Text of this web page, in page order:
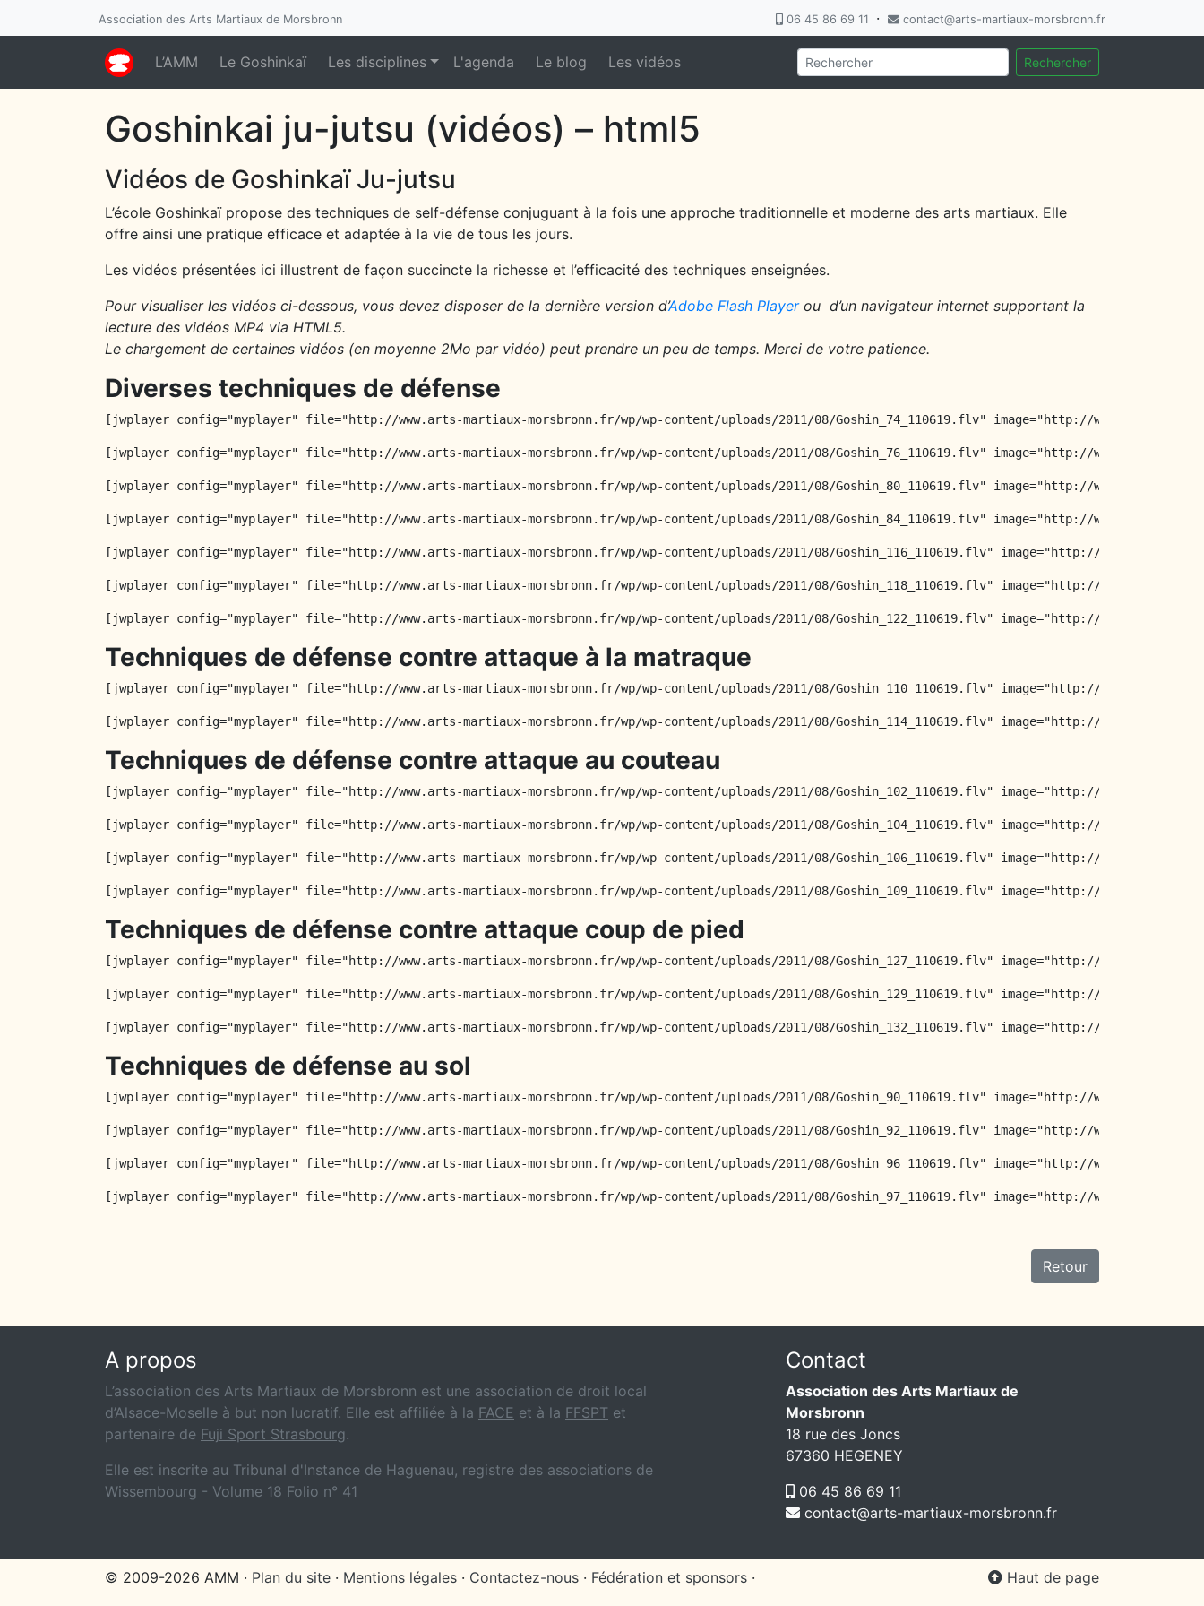
Association des Arts Martiaux de Morsbronn 06 45 86 69 11 · contact@arts-martiaux-morsbronn.fr
L’AMM Le Goshinkaï Les disciplines L'agenda Le blog Les vidéos Rechercher
Goshinkai ju-jutsu (vidéos) – html5
Vidéos de Goshinkaï Ju-jutsu
L’école Goshinkaï propose des techniques de self-défense conjuguant à la fois une approche traditionnelle et moderne des arts martiaux. Elle
offre ainsi une pratique efficace et adaptée à la vie de tous les jours.
Les vidéos présentées ici illustrent de façon succincte la richesse et l’efficacité des techniques enseignées.
Pour visualiser les vidéos ci-dessous, vous devez disposer de la dernière version d’Adobe Flash Playerou d’un navigateur internet supportant la
lecture des vidéos MP4 via HTML5.
Le chargement de certaines vidéos (en moyenne 2Mo par vidéo) peut prendre un peu de temps. Merci de votre patience.
Diverses techniques de défense
[jwplayer config="myplayer" file="http://www.arts-martiaux-morsbronn.fr/wp/wp-content/uploads/2011/08/Goshin_74_110619.flv" image="http://www.arts-
[jwplayer config="myplayer" file="http://www.arts-martiaux-morsbronn.fr/wp/wp-content/uploads/2011/08/Goshin_76_110619.flv" image="http://www.arts-
[jwplayer config="myplayer" file="http://www.arts-martiaux-morsbronn.fr/wp/wp-content/uploads/2011/08/Goshin_80_110619.flv" image="http://www.arts-
[jwplayer config="myplayer" file="http://www.arts-martiaux-morsbronn.fr/wp/wp-content/uploads/2011/08/Goshin_84_110619.flv" image="http://www.arts-
[jwplayer config="myplayer" file="http://www.arts-martiaux-morsbronn.fr/wp/wp-content/uploads/2011/08/Goshin_116_110619.flv" image="http://www.arts-
[jwplayer config="myplayer" file="http://www.arts-martiaux-morsbronn.fr/wp/wp-content/uploads/2011/08/Goshin_118_110619.flv" image="http://www.arts-
[jwplayer config="myplayer" file="http://www.arts-martiaux-morsbronn.fr/wp/wp-content/uploads/2011/08/Goshin_122_110619.flv" image="http://www.arts-
Techniques de défense contre attaque à la matraque
[jwplayer config="myplayer" file="http://www.arts-martiaux-morsbronn.fr/wp/wp-content/uploads/2011/08/Goshin_110_110619.flv" image="http://www.arts-
[jwplayer config="myplayer" file="http://www.arts-martiaux-morsbronn.fr/wp/wp-content/uploads/2011/08/Goshin_114_110619.flv" image="http://www.arts-
Techniques de défense contre attaque au couteau
[jwplayer config="myplayer" file="http://www.arts-martiaux-morsbronn.fr/wp/wp-content/uploads/2011/08/Goshin_102_110619.flv" image="http://www.arts-
[jwplayer config="myplayer" file="http://www.arts-martiaux-morsbronn.fr/wp/wp-content/uploads/2011/08/Goshin_104_110619.flv" image="http://www.arts-
[jwplayer config="myplayer" file="http://www.arts-martiaux-morsbronn.fr/wp/wp-content/uploads/2011/08/Goshin_106_110619.flv" image="http://www.arts-
[jwplayer config="myplayer" file="http://www.arts-martiaux-morsbronn.fr/wp/wp-content/uploads/2011/08/Goshin_109_110619.flv" image="http://www.arts-
Techniques de défense contre attaque coup de pied
[jwplayer config="myplayer" file="http://www.arts-martiaux-morsbronn.fr/wp/wp-content/uploads/2011/08/Goshin_127_110619.flv" image="http://www.arts-
[jwplayer config="myplayer" file="http://www.arts-martiaux-morsbronn.fr/wp/wp-content/uploads/2011/08/Goshin_129_110619.flv" image="http://www.arts-
[jwplayer config="myplayer" file="http://www.arts-martiaux-morsbronn.fr/wp/wp-content/uploads/2011/08/Goshin_132_110619.flv" image="http://www.arts-
Techniques de défense au sol
[jwplayer config="myplayer" file="http://www.arts-martiaux-morsbronn.fr/wp/wp-content/uploads/2011/08/Goshin_90_110619.flv" image="http://www.arts-
[jwplayer config="myplayer" file="http://www.arts-martiaux-morsbronn.fr/wp/wp-content/uploads/2011/08/Goshin_92_110619.flv" image="http://www.arts-
[jwplayer config="myplayer" file="http://www.arts-martiaux-morsbronn.fr/wp/wp-content/uploads/2011/08/Goshin_96_110619.flv" image="http://www.arts-
[jwplayer config="myplayer" file="http://www.arts-martiaux-morsbronn.fr/wp/wp-content/uploads/2011/08/Goshin_97_110619.flv" image="http://www.arts-
Retour
A propos
L’association des Arts Martiaux de Morsbronn est une association de droit local
d’Alsace-Moselle à but non lucratif. Elle est affiliée à la FACE et à la FFSPT et
partenaire de Fuji Sport Strasbourg.
Elle est inscrite au Tribunal d'Instance de Haguenau, registre des associations de
Wissembourg - Volume 18 Folio n° 41
Contact
Association des Arts Martiaux de
Morsbronn
18 rue des Joncs
67360 HEGENEY
06 45 86 69 11
contact@arts-martiaux-morsbronn.fr
© 2009-2026 AMM · Plan du site · Mentions légales · Contactez-nous · Fédération et sponsors · Haut de page